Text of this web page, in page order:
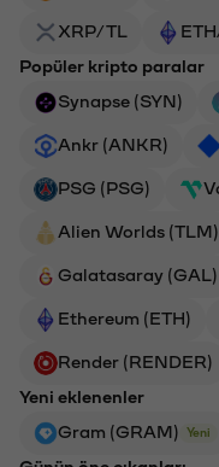
XRP/TL
Popüler kripto paralar
Synapse (SYN)
Ankr (ANKR)
PSG (PSG)
Alien Worlds (TLM)
Galatasaray (GAL)
Ethereum (ETH)
Render (RENDER)
Yeni eklenenler
Gram (GRAM)
Yeni